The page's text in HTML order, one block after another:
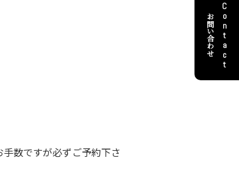
Contact
お問い合わせ
数ですが必ずご予約下さ